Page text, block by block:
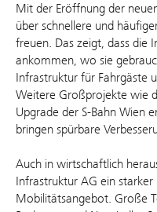
Mit der Eröffnung der
über schnellere und
freuen. Das zeigt, dass die
ankommen, wo sie
Infrastruktur für Fahrgäste
Weitere Großprojekte wie
Upgrade der S-Bahn Wien
bringen spürbare
Auch in wirtschaftlich
Infrastruktur AG ein
Mobilitätsangebot. Große